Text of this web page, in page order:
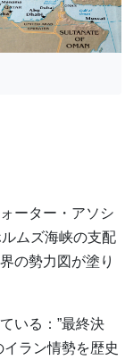
ーター・アソシ
ムズ海峡の支配
の勢力図が塗り
いる：”最終決
ラン情勢を歴史